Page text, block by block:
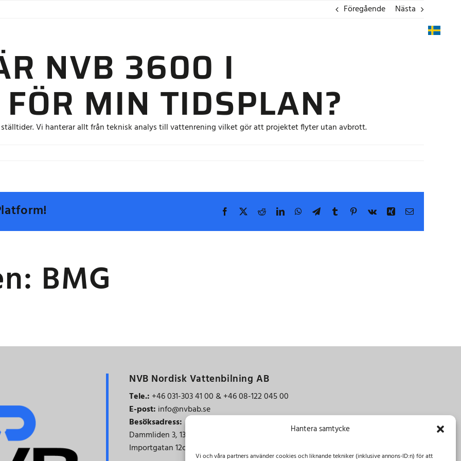
Hantera samtycke
Vi och våra partners använder cookies och liknande tekniker (inklusive annons-ID:n) för att
Föregående Nästa
NVB 3600 I
MIN TIDSPLAN?
Vi hanterar allt från teknisk analys till vattenrening vilket gör att projektet flyter utan avbrott.
Facebook RedditLinkedInWhatsApp
TelegramTumblr Pinterest
Vk Xing E-
BMG
NVB Nordisk Vattenbilning AB
Tele.: +46 031-303 41 00 & +46 08-122 045 00
E-post: info@nvbab.se
Besöksadress:
Dammliden 3,137 69 Österhaninge
Importgatan 12c, 422 46 Hisings-Backa